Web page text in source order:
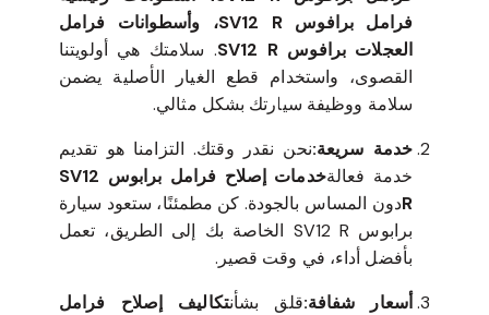
فرامل برافوس SV12 R، وأسطوانات فرامل
العجلات برافوس SV12 R
. سلامتك هي أولويتنا
القصوى، واستخدام قطع الغيار الأصلية يضمن
سلامة ووظيفة سيارتك بشكل مثالي.
خدمة سريعة:نحن نقدر وقتك. التزامنا هو تقديم
خدمة فعالة
خدمات إصلاح فرامل برابوس SV12
Rدون المساس بالجودة. كن مطمئنًا، ستعود سيارة
برابوس SV12 R الخاصة بك إلى الطريق، تعمل
بأفضل أداء، في وقت قصير.
أسعار شفافة:قلق بشأنتكاليف إصلاح فرامل